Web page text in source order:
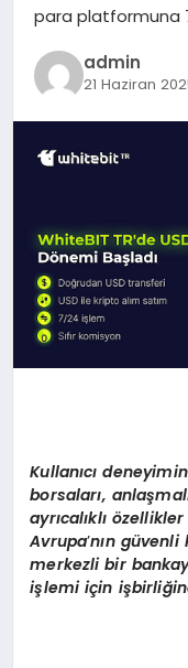
para platformuna
admin
21 Haziran
Kullanıcı
borsaları,
ayrıcalıklı
Avrupa’nın güvenli
merkezli bir
işlemi için i